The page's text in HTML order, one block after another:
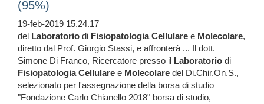
(95%)
19-feb-2019 15.24.17
del Laboratorio di Fisiopatologia Cellulare e Molecolare,
diretto dal Prof. Giorgio Stassi, e affronterà ... Il dott.
Simone Di Franco, Ricercatore presso il Laboratorio di
Fisiopatologia Cellulare e Molecolare del Di.Chir.On.S.,
selezionato per l'assegnazione della borsa di studio
"Fondazione Carlo Chianello 2018" borsa di studio,